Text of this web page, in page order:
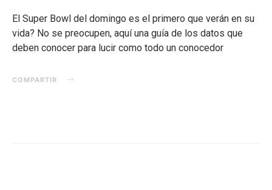
El Super Bowl del domingo es el primero que verán en su
vida? No se preocupen, aquí una guía de los datos que
deben conocer para lucir como todo un conocedor
COMPARTIR